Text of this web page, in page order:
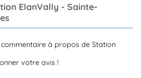
ElanVally - Sainte-
à propos de Station
votre avis !